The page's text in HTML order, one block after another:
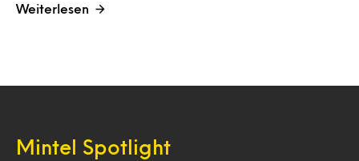
Weiterlesen
Mintel Spotlight